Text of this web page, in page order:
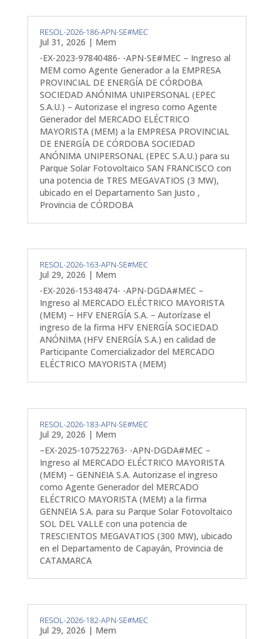
RESOL-2026-186-APN-SE#MEC
Jul 31, 2026 | Mem
-EX-2023-97840486- -APN-SE#MEC – Ingreso al
MEM como Agente Generador a la EMPRESA
PROVINCIAL DE ENERGÍA DE CÓRDOBA
SOCIEDAD ANÓNIMA UNIPERSONAL (EPEC
S.A.U.) – Autorizase el ingreso como Agente
Generador del MERCADO ELÉCTRICO
MAYORISTA (MEM) a la EMPRESA PROVINCIAL
DE ENERGÍA DE CÓRDOBA SOCIEDAD
ANÓNIMA UNIPERSONAL (EPEC S.A.U.) para su
Parque Solar Fotovoltaico SAN FRANCISCO con
una potencia de TRES MEGAVATIOS (3 MW),
ubicado en el Departamento San Justo ,
Provincia de CÓRDOBA
RESOL-2026-163-APN-SE#MEC
Jul 29, 2026 | Mem
-EX-2026-15348474- -APN-DGDA#MEC –
Ingreso al MERCADO ELÉCTRICO MAYORISTA
(MEM) – HFV ENERGÍA S.A. – Autorízase el
ingreso de la firma HFV ENERGÍA SOCIEDAD
ANÓNIMA (HFV ENERGÍA S.A.) en calidad de
Participante Comercializador del MERCADO
ELÉCTRICO MAYORISTA (MEM)
RESOL-2026-183-APN-SE#MEC
Jul 29, 2026 | Mem
–EX-2025-107522763- -APN-DGDA#MEC –
Ingreso al MERCADO ELÉCTRICO MAYORISTA
(MEM) – GENNEIA S.A. Autorizase el ingreso
como Agente Generador del MERCADO
ELÉCTRICO MAYORISTA (MEM) a la firma
GENNEIA S.A. para su Parque Solar Fotovoltaico
SOL DEL VALLE con una potencia de
TRESCIENTOS MEGAVATIOS (300 MW), ubicado
en el Departamento de Capayán, Provincia de
CATAMARCA
RESOL-2026-182-APN-SE#MEC
Jul 29, 2026 | Mem